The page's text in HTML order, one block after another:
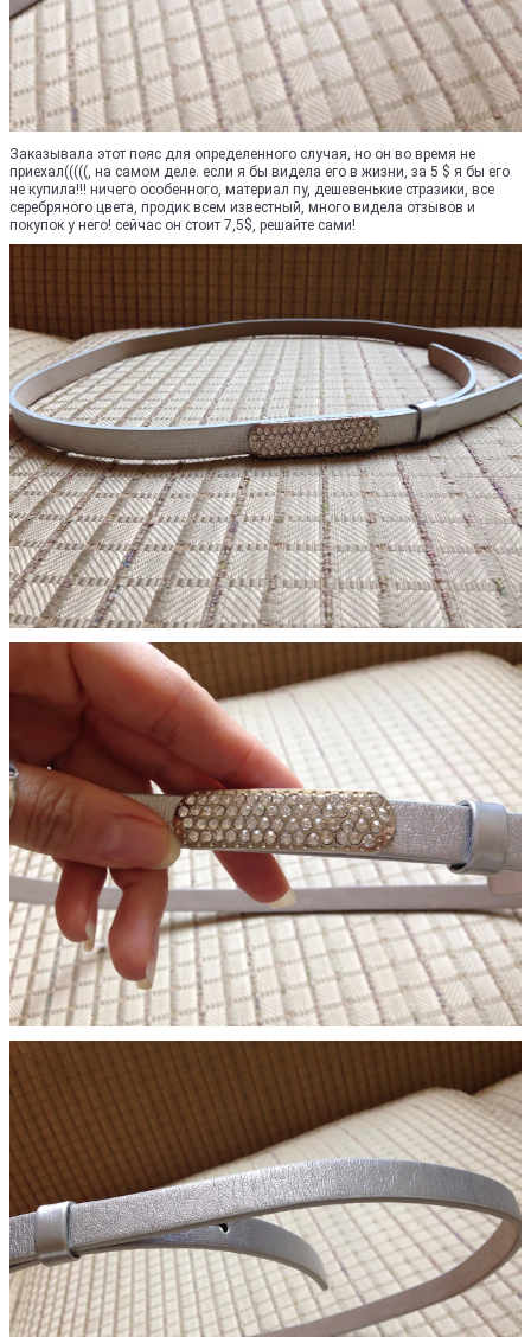
Заказывала этот пояс для определенного случая, но он во время не
приехал(((((, на самом деле. если я бы видела его в жизни, за 5 $ я бы его
не купила!!! ничего особенного, материал пу, дешевенькие стразики, все
серебряного цвета, продик всем известный, много видела отзывов и
покупок у него! сейчас он стоит 7,5$, решайте сами!